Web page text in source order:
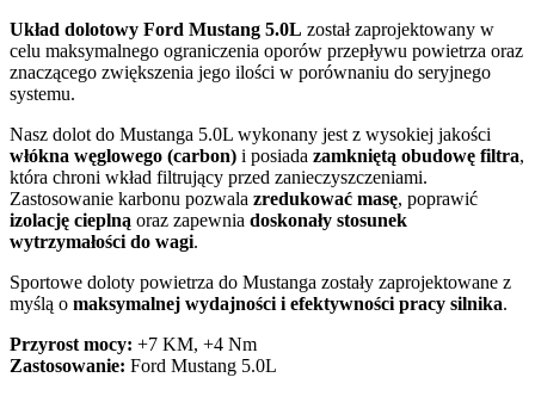
Układ dolotowy Ford Mustang 5.0L został zaprojektowany w
celu maksymalnego ograniczenia oporów przepływu powietrza oraz
znaczącego zwiększenia jego ilości w porównaniu do seryjnego
systemu.
Nasz dolot do Mustanga 5.0L wykonany jest z wysokiej jakości
włókna węglowego (carbon) i posiada zamkniętą obudowę filtra,
która chroni wkład filtrujący przed zanieczyszczeniami.
Zastosowanie karbonu pozwala zredukować masę, poprawić
izolację cieplną oraz zapewnia doskonały stosunek
wytrzymałości do wagi.
Sportowe doloty powietrza do Mustanga zostały zaprojektowane z
myślą o maksymalnej wydajności i efektywności pracy silnika.
Przyrost mocy: +7 KM, +4 Nm
Zastosowanie: Ford Mustang 5.0L